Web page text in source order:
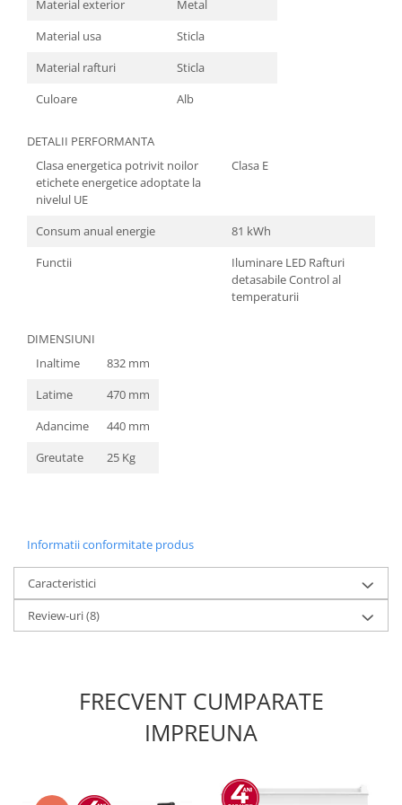
Material exterior
Metal
Material usa
Sticla
Material rafturi
Sticla
Culoare
Alb
DETALII PERFORMANTA
Clasa energetica potrivit noilor
etichete energetice adoptate la
nivelul UE
Clasa E
Consum anual energie
81 kWh
Functii
Iluminare LED Rafturi
detasabile Control al
temperaturii
DIMENSIUNI
Inaltime
832 mm
Latime
470 mm
Adancime
440 mm
Greutate
25 Kg
Informatii conformitate produs
Caracteristici
Review-uri(8)
FRECVENT CUMPARATE
IMPREUNA